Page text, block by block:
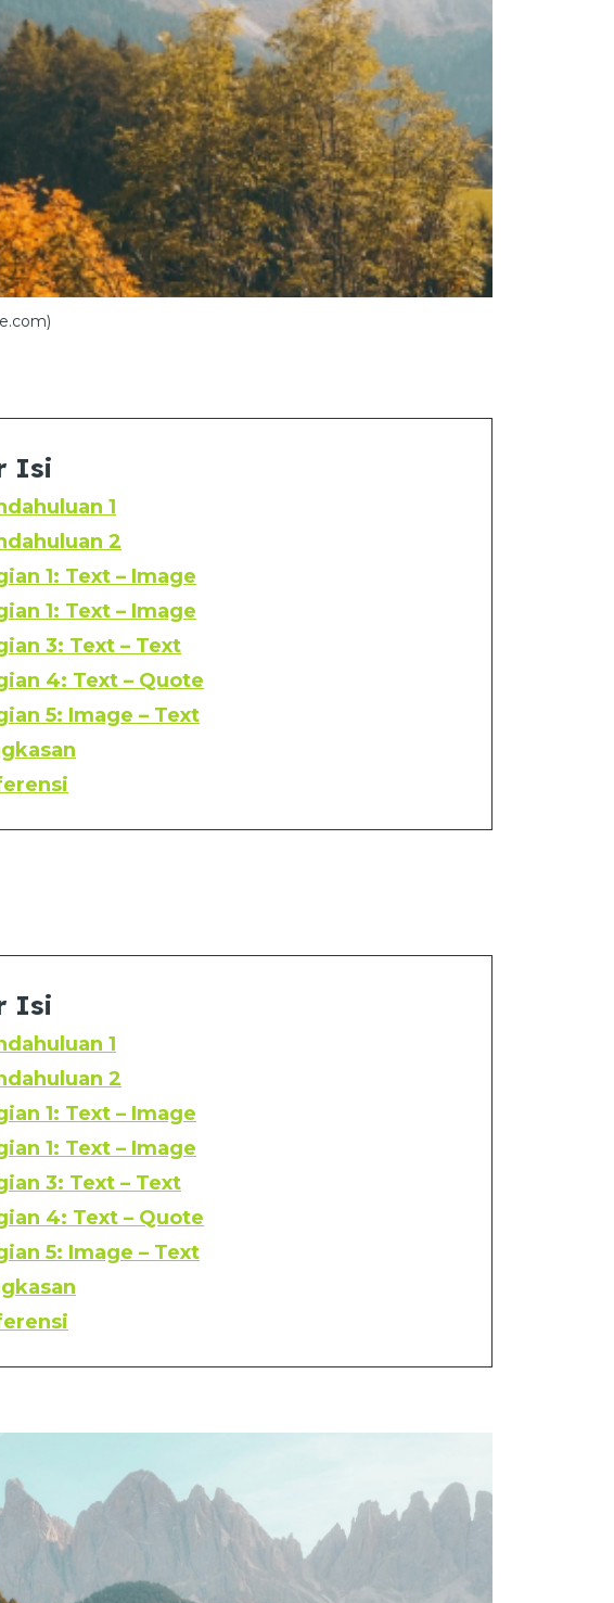
Isi
1
2
1: Text – Image
1: Text – Image
3: Text – Text
4: Text – Quote
5: Image – Text
Isi
1
2
1: Text – Image
1: Text – Image
3: Text – Text
4: Text – Quote
5: Image – Text